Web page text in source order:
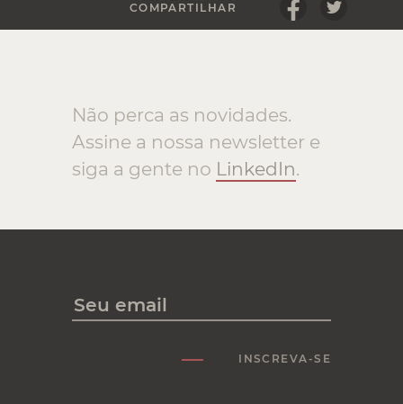
COMPARTILHAR
Não perca as novidades.
Assine a nossa newsletter e
siga a gente no LinkedIn.
INSCREVA-SE